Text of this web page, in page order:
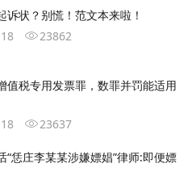
诉状？别慌！范文本来啦！
23862
值税专用发票罪，数罪并罚能适用
23637
“恁庄李某某涉嫌嫖娼”律师:即便嫖